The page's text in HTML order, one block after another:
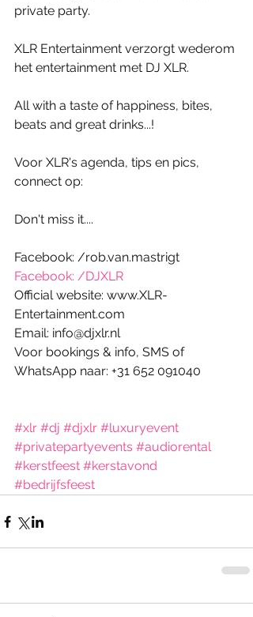
private party.
XLR Entertainment verzorgt wederom
het entertainment met DJ XLR.
All with a taste of happiness, bites,
beats and great drinks...!
Voor XLR's agenda, tips en pics,
connect op:
Don't miss it....
Facebook: /rob.van.mastrigt
Facebook: /DJXLR
Official website: www.XLR-
Entertainment.com
Email: info@djxlr.nl
Voor bookings & info, SMS of
WhatsApp naar: +31 652 091040
#xlr #dj #djxlr #luxuryevent
#privatepartyevents #audiorental
#kerstfeest #kerstavond
#bedrijfsfeest